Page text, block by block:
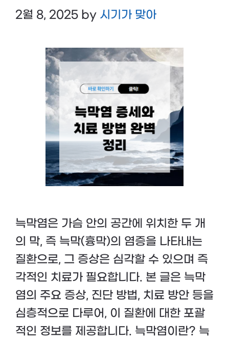
2월 8, 2025 by 시기가 맞아
늑막염은 가슴 안의 공간에 위치한 두 개
의 막, 즉 늑막(흉막)의 염증을 나타내는
질환으로, 그 증상은 심각할 수 있으며 즉
각적인 치료가 필요합니다. 본 글은 늑막
염의 주요 증상, 진단 방법, 치료 방안 등을
심층적으로 다루어, 이 질환에 대한 포괄
적인 정보를 제공합니다. 늑막염이란? 늑